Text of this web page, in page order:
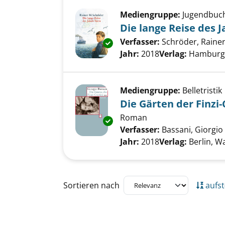
Exemplar-Details von Die
Mediengruppe:
Die lange Reise des
Verfasser: Schröder,
Jahr: 2018Verlag:
Exemplar-Details von Die
Mediengruppe: Belletristik
Die Gärten der
Roman
Verfasser: Bassani, Giorgio
Jahr: 2018Verlag: Berlin,
Zu den Suchfiltern springen
Sortieren nach